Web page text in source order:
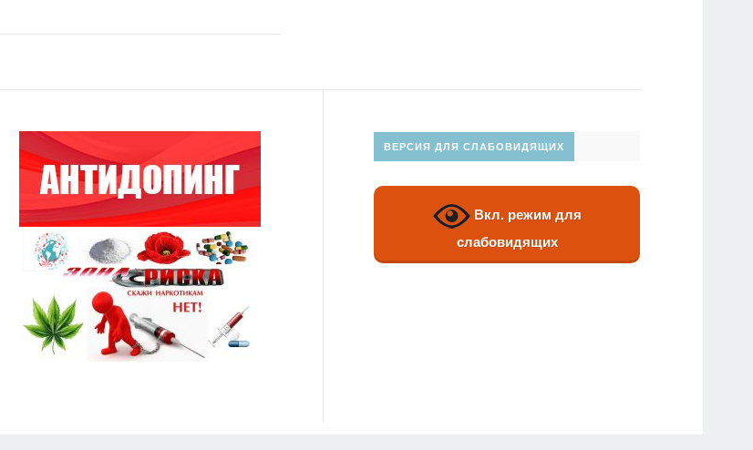
ВЕРСИЯ ДЛЯ СЛАБОВИДЯЩИХ
Вкл. режим для
слабовидящих